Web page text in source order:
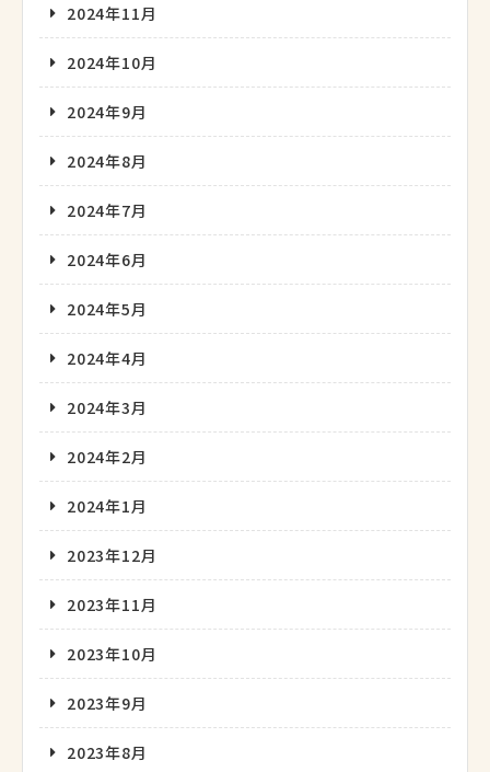
2024年11月
2024年10月
2024年9月
2024年8月
2024年7月
2024年6月
2024年5月
2024年4月
2024年3月
2024年2月
2024年1月
2023年12月
2023年11月
2023年10月
2023年9月
2023年8月